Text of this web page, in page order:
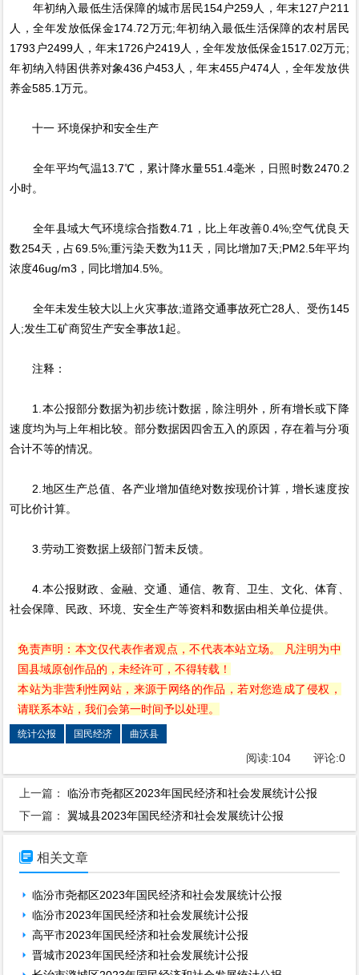
年初纳入最低生活保障的城市居民154户259人，年末127户211
人，全年发放低保金174.72万元;年初纳入最低生活保障的农村居民
1793户2499人，年末1726户2419人，全年发放低保金1517.02万元;
年初纳入特困供养对象436户453人，年末455户474人，全年发放供
养金585.1万元。
十一 环境保护和安全生产
全年平均气温13.7℃，累计降水量551.4毫米，日照时数2470.2
小时。
全年县域大气环境综合指数4.71，比上年改善0.4%;空气优良天
数254天，占69.5%;重污染天数为11天，同比增加7天;PM2.5年平均
浓度46ug/m3，同比增加4.5%。
全年未发生较大以上火灾事故;道路交通事故死亡28人、受伤145
人;发生工矿商贸生产安全事故1起。
注释：
1.本公报部分数据为初步统计数据，除注明外，所有增长或下降
速度均为与上年相比较。部分数据因四舍五入的原因，存在着与分项
合计不等的情况。
2.地区生产总值、各产业增加值绝对数按现价计算，增长速度按
可比价计算。
3.劳动工资数据上级部门暂未反馈。
4.本公报财政、金融、交通、通信、教育、卫生、文化、体育、
社会保障、民政、环境、安全生产等资料和数据由相关单位提供。
免责声明：本文仅代表作者观点，不代表本站立场。 凡注明为中
国县域原创作品的，未经许可，不得转载！
本站为非营利性网站，来源于网络的作品，若对您造成了侵权，
请联系本站，我们会第一时间予以处理。
统计公报 国民经济 曲沃县
阅读:104评论:0
上一篇：临汾市尧都区2023年国民经济和社会发展统计公报
下一篇： 翼城县2023年国民经济和社会发展统计公报
 相关文章
临汾市尧都区2023年国民经济和社会发展统计公报
临汾市2023年国民经济和社会发展统计公报
高平市2023年国民经济和社会发展统计公报
晋城市2023年国民经济和社会发展统计公报